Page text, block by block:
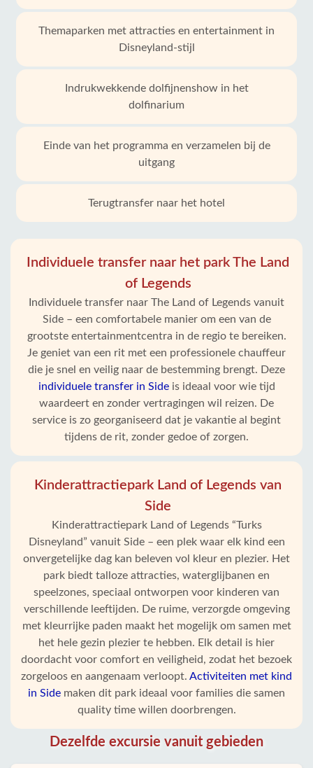
Themaparken met attracties en entertainment in
Disneyland-stijl
Indrukwekkende dolfijnenshow in het
dolfinarium
Einde van het programma en verzamelen bij de
uitgang
Terugtransfer naar het hotel
Individuele transfer naar het park The Land
of Legends
Individuele transfer naar The Land of Legends vanuit
Side – een comfortabele manier om een van de
grootste entertainmentcentra in de regio te bereiken.
Je geniet van een rit met een professionele chauffeur
die je snel en veilig naar de bestemming brengt. Deze
individuele transfer in Sideis ideaal voor wie tijd
waardeert en zonder vertragingen wil reizen. De
service is zo georganiseerd dat je vakantie al begint
tijdens de rit, zonder gedoe of zorgen.
Kinderattractiepark Land of Legends van
Side
Kinderattractiepark Land of Legends “Turks
Disneyland” vanuit Side – een plek waar elk kind een
onvergetelijke dag kan beleven vol kleur en plezier. Het
park biedt talloze attracties, waterglijbanen en
speelzones, speciaal ontworpen voor kinderen van
verschillende leeftijden. De ruime, verzorgde omgeving
met kleurrijke paden maakt het mogelijk om samen met
het hele gezin plezier te hebben. Elk detail is hier
doordacht voor comfort en veiligheid, zodat het bezoek
zorgeloos en aangenaam verloopt. Activiteiten met kind
in Side maken dit park ideaal voor families die samen
quality time willen doorbrengen.
Dezelfde excursie vanuit gebieden